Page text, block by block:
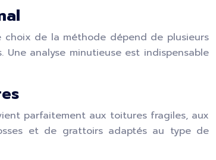
choix de la méthode dépend de plusieurs
analyse minutieuse est indispensable
parfaitement aux toitures fragiles, aux
et de grattoirs adaptés au type de